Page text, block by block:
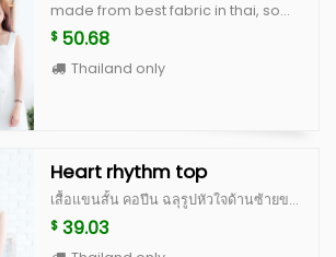
made from best fabric in thai, some color made from imported japaness fabric with high quality cutting in basic style windy dress color : white, peach, blue, beige scott size : breast 34" waist 28-30" hip free lenght 31"
$ 50.68
Thailand only
Heart rhythm top
เสื้อแขนสั้น คอปีน ฉลุรูปหัวใจด้านซ้ายของหน้าอก ด้านหลังเป็นกระดุมปั้ม ดีไซน์น่ารักสุดๆ เป็น signature ของทางร้าน ตัวเสื้อทำจากผ้านำเข้าเนื้อดี มีซับในและอัดกาวเต็มตัว คัดติ้งเนี้ยบ ไม่อยากให้พลาดจริงๆค่ะตัวนี้ มีจำนวนจำกัดนะคะ Color : white, peach, blue, beige scott (limited) **สำหรับสี beige scott จะเป็นผ้าญี่ปุ่นสั่งนำเข้าพิเศษ ลอตแรกมีจำนวนไม่เยอะค่ะ ^^ Size : อก 36” ยาว 20” แขนเสื้อยาว 8.5”
$ 39.03